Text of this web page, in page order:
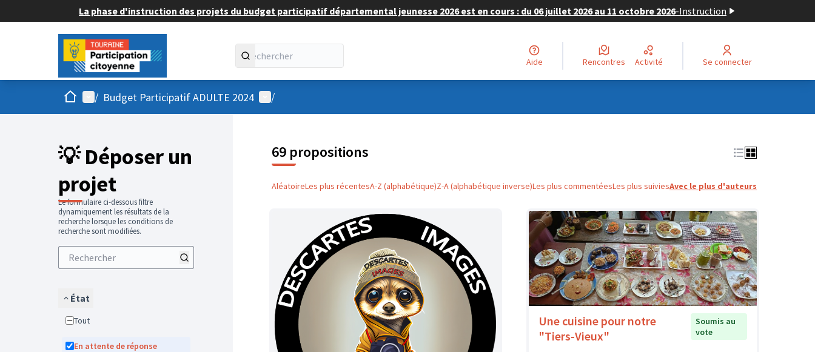
La phase d'instruction des projets du budget participatif départemental jeunesse 2026 est en cours : du 06 juillet 2026 au 11 octobre 2026-Instruction
Aide Rencontres Activité Se connecter
AccueilMenu principal
/ Budget Participatif ADULTE 2024 Menu utilisateur
/
💡 Déposer un
projet
Le formulaire ci-dessous filtre
dynamiquement les résultats de la
recherche lorsque les conditions de
recherche sont modifiées.
État
Tout
En attente de réponse
69 propositions
AléatoireLes plus récentesA-Z (alphabétique)Z-A (alphabétique inverse)Les plus commentéesLes plus suiviesAvec le plus d'auteurs
Une cuisine pour notre
"Tiers-Vieux"
Soumis au
vote